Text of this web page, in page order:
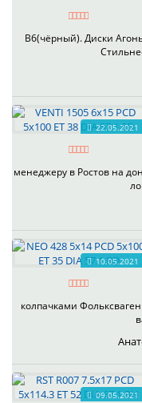
B6(чёрный). Диски
22.05.2021
менеджеру в Ростов на
10.05.2021
колпачками
09.05.2021